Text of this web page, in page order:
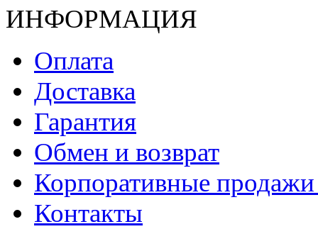
ИНФОРМАЦИЯ
Оплата
Доставка
Гарантия
Обмен и возврат
Корпоративные
Контакты